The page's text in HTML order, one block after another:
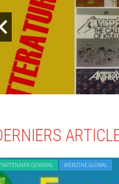
GENERAL WEBZINE GLOBAL